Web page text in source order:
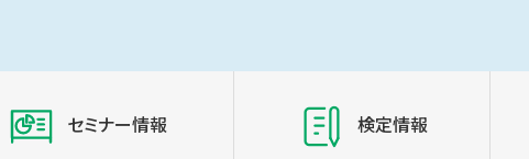
セミナー情報 検定情報